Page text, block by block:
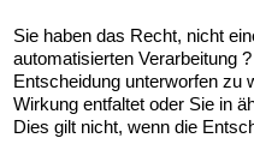
Sie haben das Recht, nicht
automatisierten Verarbeitung
Entscheidung unterworfen zu
Wirkung entfaltet oder Sie in
Dies gilt nicht, wenn die